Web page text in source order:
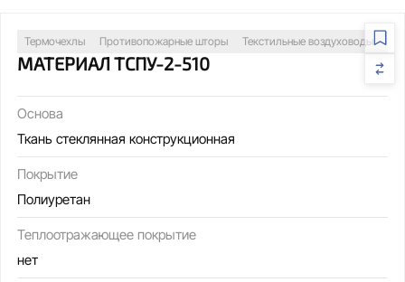
Термочехлы Противопожарные шторы Текстильные воздуховоды
МАТЕРИАЛ ТСПУ-2-510
Основа
Ткань стеклянная конструкционная
Покрытие
Полиуретан
Теплоотражающее покрытие
нет